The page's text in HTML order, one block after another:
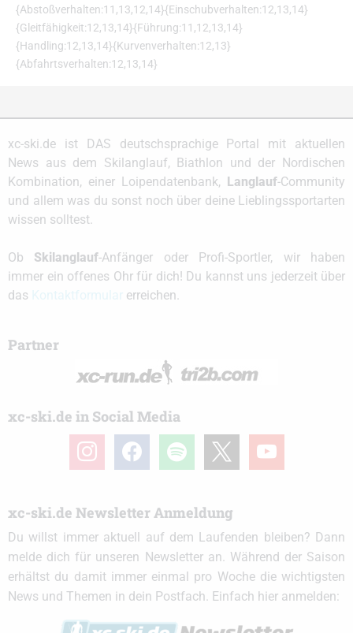
{Abstoßverhalten:11,13,12,14}{Einschubverhalten:12,13,14}
{Gleitfähigkeit:12,13,14}{Führung:11,12,13,14}
{Handling:12,13,14}{Kurvenverhalten:12,13}
{Abfahrtsverhalten:12,13,14}
xc-ski.de ist DAS deutschsprachige Portal mit aktuellen
News aus dem Skilanglauf, Biathlon und der Nordischen
Kombination, einer Loipendatenbank,
Langlauf-Community
und allem was du sonst noch über deine Lieblingssportarten
wissen solltest.
Ob Skilanglauf-Anfänger oder Profi-Sportler, wir haben
immer ein offenes Ohr für dich! Du kannst uns jederzeit über
das
erreichen.
Partner
xc-ski.de in Social Media
instagramfacebook spotify youtube
xc-ski.de Newsletter Anmeldung
Du willst immer aktuell auf dem Laufenden bleiben? Dann
melde dich für unseren Newsletter an. Während der Saison
erhältst du damit immer einmal pro Woche die wichtigsten
News und Themen in dein Postfach. Einfach hier anmelden: